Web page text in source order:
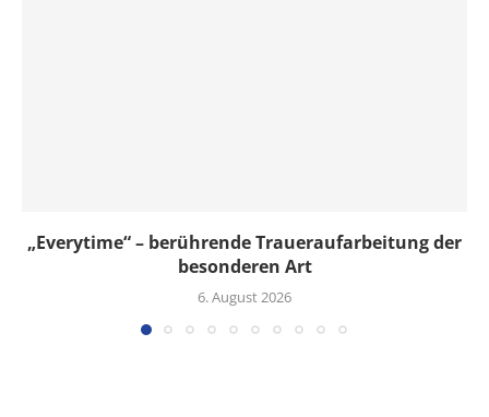
„Everytime“ – berührende Traueraufarbeitung der
besonderen Art
6. August 2026